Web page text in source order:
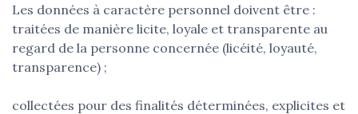
Les données à caractère personnel doivent être :
traitées de manière licite, loyale et transparente au
regard de la personne concernée (licéité, loyauté,
transparence) ;
collectées pour des finalités déterminées, explicites et